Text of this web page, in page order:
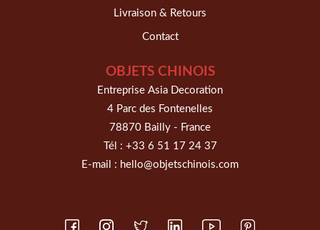
Livraison & Retours
Contact
OBJETS CHINOIS
Entreprise Asia Decoration
4 Parc des Fontenelles
78870 Bailly - France
Tél : +33 6 51 17 24 37
E-mail : hello@objetschinois.com